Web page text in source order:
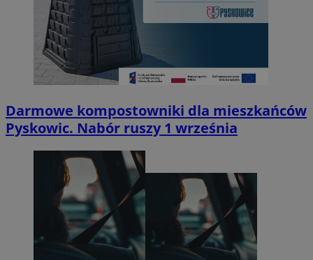
Darmowe kompostowniki dla mieszkańców
Pyskowic. Nabór ruszy 1 września